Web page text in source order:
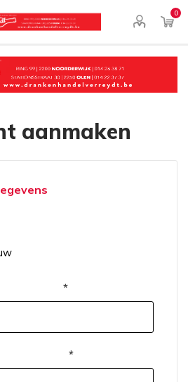
0
aanmaken
*
*